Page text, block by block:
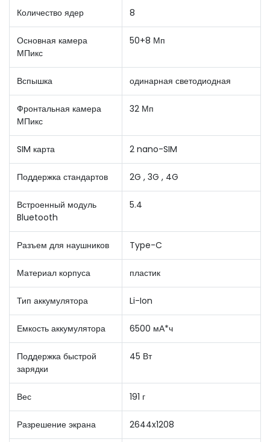
Количество ядер 8
Основная камера
МПикс
50+8 Мп
Вспышка одинарная светодиодная
Фронтальная камера
МПикс
32 Мп
SIM карта 2 nano-SIM
Поддержка стандартов 2G , 3G , 4G
Встроенный модуль
Bluetooth
5.4
Разъем для наушников Type-C
Материал корпуса пластик
Тип аккумулятора Li-Ion
Емкость аккумулятора 6500 мА*ч
Поддержка быстрой
зарядки
45 Вт
Вес 191 г
Разрешение экрана 2644x1208